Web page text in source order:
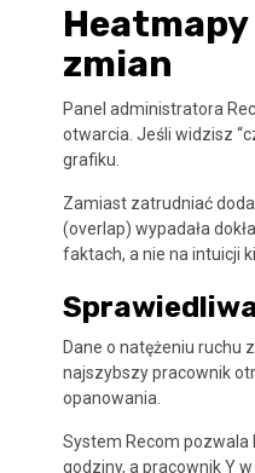
zmian
Panel administratora
otwarcia. Jeśli widzisz
grafiku.
Zamiast zatrudniać
(overlap) wypadała
faktach, a nie na intuicji
Dane o natężeniu ruchu
najszybszy pracownik
opanowania.
System Recom pozwala
godziny, a pracownik Y